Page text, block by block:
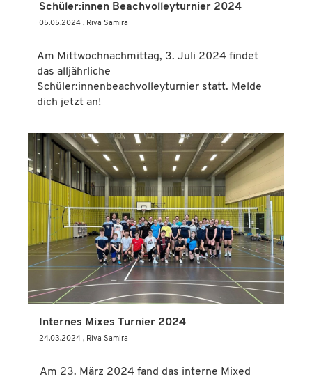
Schüler:innen Beachvolleyturnier 2024
05.05.2024 , Riva Samira
Am Mittwochnachmittag, 3. Juli 2024 findet
das alljährliche
Schüler:innenbeachvolleyturnier statt. Melde
dich jetzt an!
Internes Mixes Turnier 2024
24.03.2024 , Riva Samira
Am 23. März 2024 fand das interne Mixed